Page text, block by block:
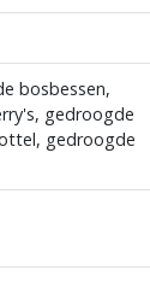
bosbessen,
gedroogde
gedroogde